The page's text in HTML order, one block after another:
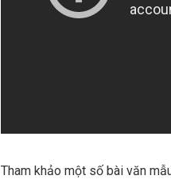
Tham khảo một số bài văn